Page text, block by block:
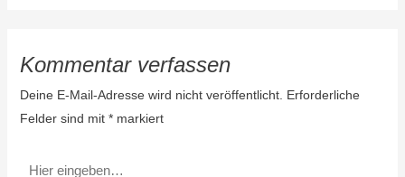
Kommentar verfassen
Deine E-Mail-Adresse wird nicht veröffentlicht. Erforderliche
Felder sind mit *markiert